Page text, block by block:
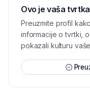
Ovo je vaša
Preuzmite profil
informacije o tvrtki,
pokazali kulturu